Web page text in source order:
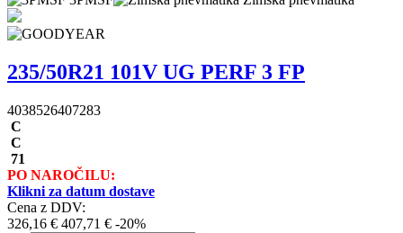
235/50R21 101V UG PERF 3 FP
4038526407283
C
C
71
PO NAROČILU:
Klikni za datum dostave
Cena z DDV:
326,16 € 407,71 € -20%